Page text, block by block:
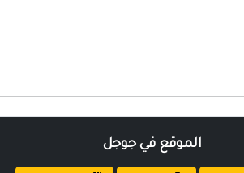
الموقع في جوجل